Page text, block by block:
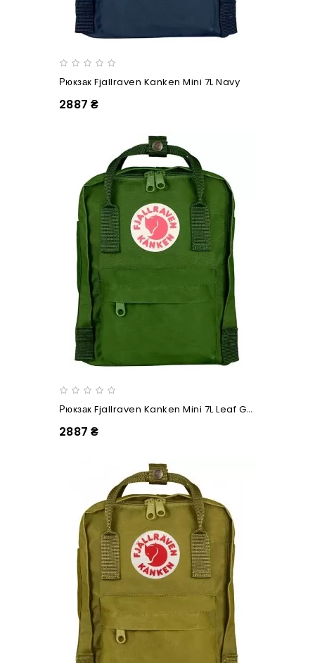
Рюкзак Fjallraven Kanken Mini 7L Navy
2887 ₴
Рюкзак Fjallraven Kanken Mini 7L Leaf Green
2887 ₴